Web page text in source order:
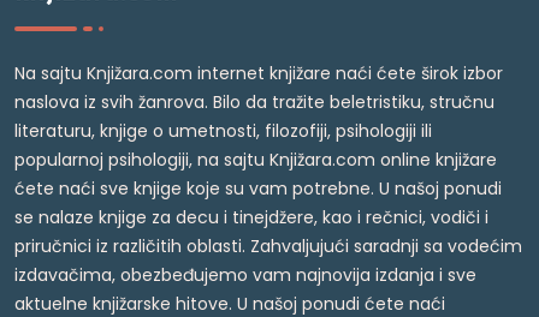
Na sajtu Knjižara.com internet knjižare naći ćete širok izbor
naslova iz svih žanrova. Bilo da tražite beletristiku, stručnu
literaturu, knjige o umetnosti, filozofiji, psihologiji ili
popularnoj psihologiji, na sajtu Knjižara.com online knjižare
ćete naći sve knjige koje su vam potrebne. U našoj ponudi
se nalaze knjige za decu i tinejdžere, kao i rečnici, vodiči i
priručnici iz različitih oblasti. Zahvaljujući saradnji sa vodećim
izdavačima, obezbeđujemo vam najnovija izdanja i sve
aktuelne knjižarske hitove. U našoj ponudi ćete naći